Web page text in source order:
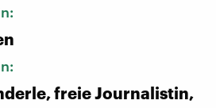
freie Journalistin,